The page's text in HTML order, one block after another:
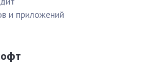
и приложений